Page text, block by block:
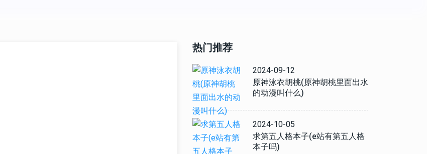
热门推荐
2024-09-12
原神泳衣胡桃(原神胡桃里面出水
的动漫叫什么)
2024-10-05
求第五人格本子(e站有第五人格
本子吗)